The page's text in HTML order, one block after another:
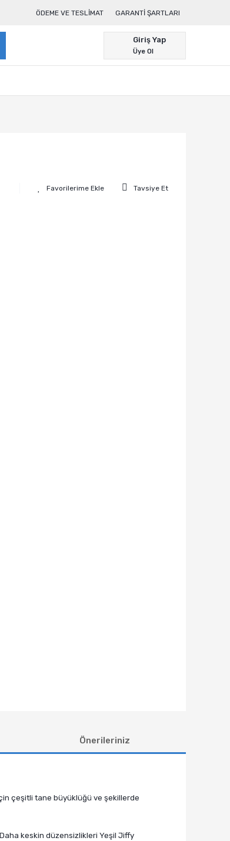
ÖDEME VE TESLIMAT GARANTI ŞARTLARI
Giriş Yap
Üye Ol
Tavsiye Et
Önerileriniz
çeşitli tane büyüklüğü ve şekillerde
keskin düzensizlikleri Yeşil Jiffy